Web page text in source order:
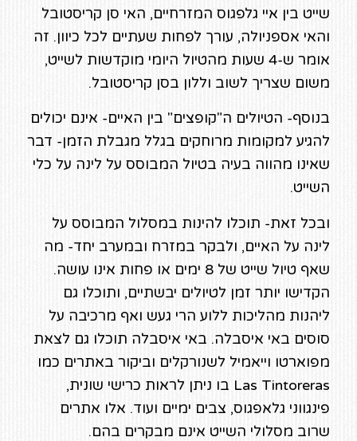
שייט בין איי גלפגוס המזרחיים, האי סן קריסטובל
והאי אספניולה, עורך לפחות שעתיים לכל כיוון. זה
אומר ש-4 שעות מהטיול היומי מוקדשות לשייט,
משום שצריך לשוב וללון בסן קריסטובל.
בנוסף- הטיולים ה"קופצים" בין האיים- אינם יכולים
להגיע למקומות מרוחקים בגלל מגבלת הזמן- דבר
שאינו מהווה בעיה בטיול המבוסס על לינה על כלי
השייט.
ובכל זאת- תוכלו להינות במסלול המבוסס על
לינה על האיים, ולבקר במזרח ובמערב יחד- מה
שאף טיול שייט של 8 ימים או פחות אינו עושה.
הקדישו יותר זמן לטיולים יבשתיים, ותוכלו גם
ליהנות מהליכות ללוע הרי געש ואף מרכיבה על
סוסים באי איסבלה. באי איסבלה תוכלו גם לצאת
מפוארטו וייאמיל לשנורקלים וביקור באתרים כמו
Las Tintoreras בו ניתן לראות כרישי שונית,
פינגווני גלאפגוס, צבים ימיים ועוד. אלו אתרים
שרוב מסלולי השייט אינם מבקרים בהם.